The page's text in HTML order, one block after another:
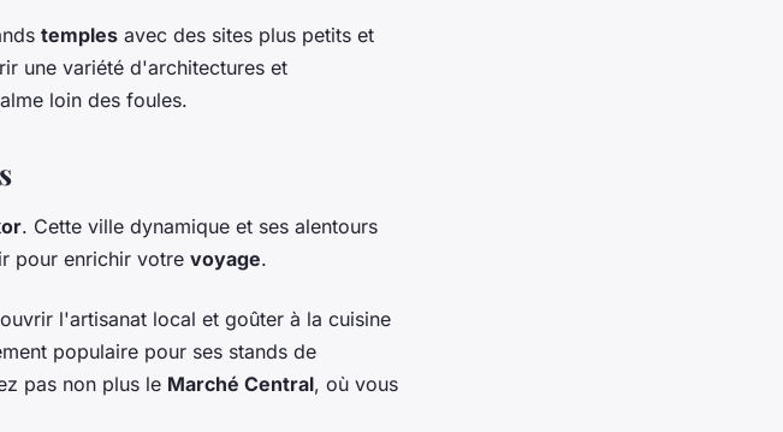
temples avec des sites plus petits et
une variété d'architectures et
loin des foules.
. Cette ville dynamique et ses alentours
pour enrichir votre voyage.
l'artisanat local et goûter à la cuisine
populaire pour ses stands de
pas non plus le Marché Central, où vous